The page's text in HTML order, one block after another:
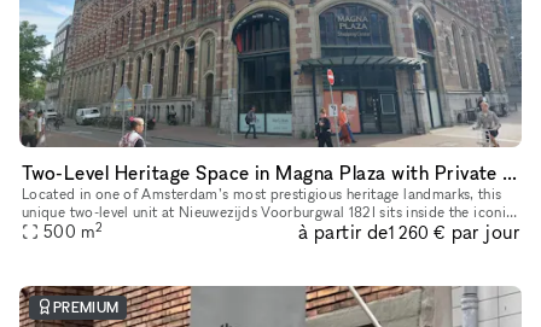
Two-Level Heritage Space in Magna Plaza with Private Entrance
Located in one of Amsterdam’s most prestigious heritage landmarks, this
unique two-level unit at Nieuwezijds Voorburgwal 182I sits inside the iconic
Magna Plaza Shopping Center — offering its own pri
500 m2 à partir de1 260 € par jour
PREMIUM